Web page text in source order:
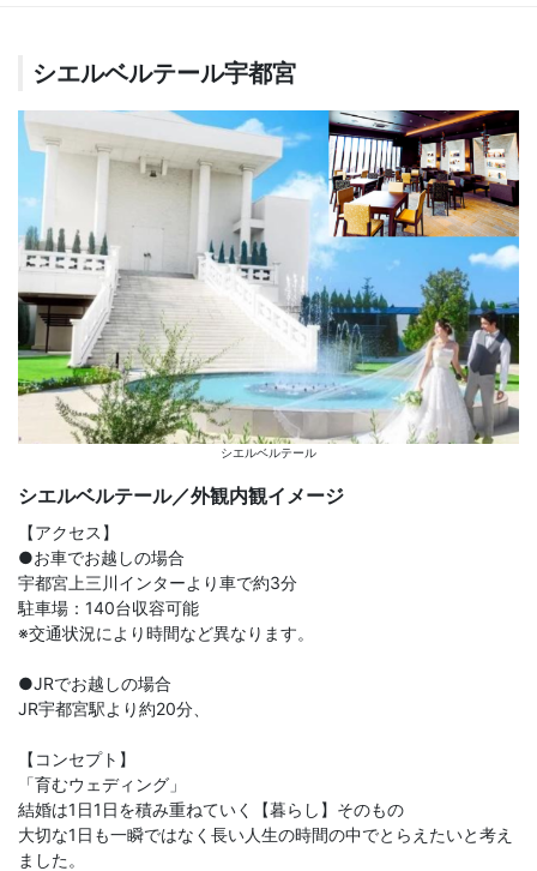
シエルベルテール宇都宮
シエルベルテール
シエルベルテール／外観内観イメージ
【アクセス】
●お車でお越しの場合
宇都宮上三川インターより車で約3分
駐車場：140台収容可能
※交通状況により時間など異なります。
●JRでお越しの場合
JR宇都宮駅より約20分、
【コンセプト】
「育むウェディング」
結婚は1日1日を積み重ねていく【暮らし】そのもの
大切な1日も一瞬ではなく長い人生の時間の中でとらえたいと考え
ました。